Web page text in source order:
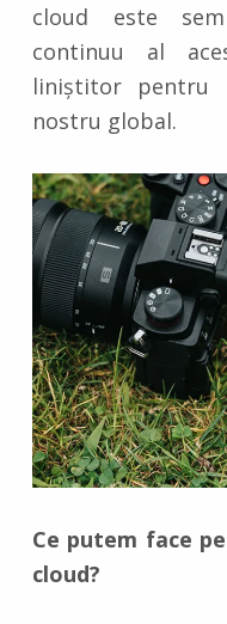
cloud este
continuu al
liniștitor pentru
nostru global.
Ce putem face
cloud?